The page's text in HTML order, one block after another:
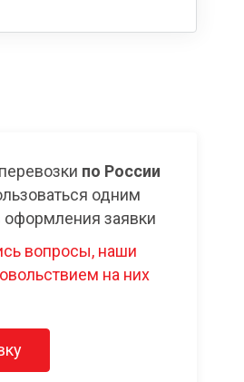
по России
одним
оформления заявки
вопросы, наши
на них